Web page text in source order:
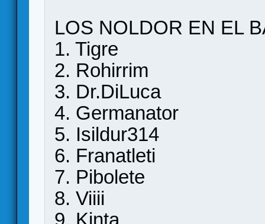
LOS NOLDOR EN EL
1. Tigre
2. Rohirrim
3. Dr.DiLuca
4. Germanator
5. Isildur314
6. Franatleti
7. Pibolete
8. Viiii